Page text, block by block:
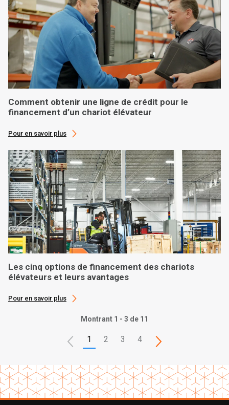
Comment obtenir une ligne de crédit pour le
financement d’un chariot élévateur
Pour en savoir plus
Les cinq options de financement des chariots
élévateurs et leurs avantages
Pour en savoir plus
Montrant 1 - 3 de 11
1 2 3 4